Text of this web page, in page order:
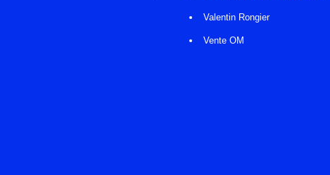
Valentin Rongier
Vente OM